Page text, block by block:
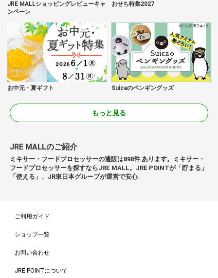
JRE MALLショッピングレビューキャ
ンペーン
おせち特集2027
お中元・夏ギフト Suicaのペンギングッズ
もっと見る
JRE MALLのご紹介
ミキサー・フードプロセッサーの通販は898件 あります。ミキサー・
フードプロセッサーを探すならJRE MALL。JRE POINTが「貯まる」
「使える」、JR東日本グループが運営で安心
ご利用ガイド
ショップ一覧
お問い合わせ
JRE POINTについて